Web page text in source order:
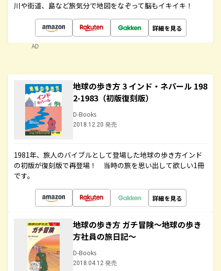
川や街道、島など旅気分で地図をなぞって脳もイキイキ！
詳細を見る
AD
地球の歩き方 3 インド・ネパール 198
2-1983（初版復刻版）
D-Books
2018.12.20 発売
1981年、旅人のバイブルとして登場した地球の歩き方インド
の初版が復刻版で再登場！ 当時の旅を思い出して欲しい1冊
です。
詳細を見る
地球の歩き方 ガチ冒険～地球の歩き
方社員の旅日記～
D-Books
2018.04.12 発売